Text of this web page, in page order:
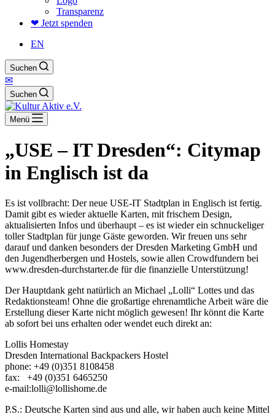
Transparenz
❤ Jetzt spenden
EN
Suchen
✉
Suchen
Menü
„USE – IT Dresden“: Citymap
in Englisch ist da
Es ist vollbracht: Der neue USE-IT Stadtplan in Englisch ist fertig.
Damit gibt es wieder aktuelle Karten, mit frischem Design,
aktualisierten Infos und überhaupt – es ist wieder ein schnuckeliger
toller Stadtplan für junge Gäste geworden. Wir freuen uns sehr
darauf und danken besonders der Dresden Marketing GmbH und
den Jugendherbergen und Hostels, sowie allen Crowdfundern bei
www.dresden-durchstarter.de für die finanzielle Unterstützung!
Der Hauptdank geht natürlich an Michael „Lolli“ Lottes und das
Redaktionsteam! Ohne die großartige ehrenamtliche Arbeit wäre die
Erstellung dieser Karte nicht möglich gewesen! Ihr könnt die Karte
ab sofort bei uns erhalten oder wendet euch direkt an:
Lollis Homestay
Dresden International Backpackers Hostel
phone: +49 (0)351 8108458
fax: +49 (0)351 6465250
e-mail:lolli@lollishome.de
P.S.: Deutsche Karten sind aus und alle, wir haben auch keine Mittel